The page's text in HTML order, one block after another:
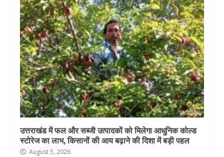
उत्तराखंड में फल और सब्जी उत्पादकों को मिलेगा आधुनिक कोल्ड
स्टोरेज का लाभ, किसानों की आय बढ़ाने की दिशा में बड़ी पहल
August 5, 2026